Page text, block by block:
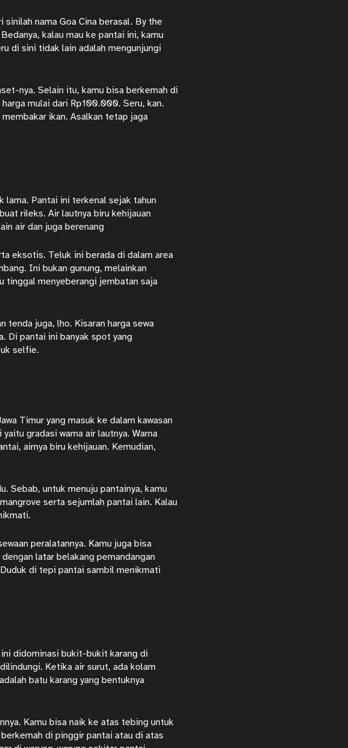
nama Goa Cina berasal. By the
kalau mau ke pantai ini, kamu
di sini tidak lain adalah mengunjungi
nya. Selain itu, kamu bisa berkemah di
mulai dari Rp100.000. Seru, kan.
ikan. Asalkan tetap jaga
lama. Pantai ini terkenal sejak tahun
rileks. Air lautnya biru kehijauan
air dan juga berenang
eksotis. Teluk ini berada di dalam area
Ini bukan gunung, melainkan
tinggal menyeberangi jembatan saja
tenda juga, lho. Kisaran harga sewa
Di pantai ini banyak spot yang
selfie.
Timur yang masuk ke dalam kawasan
gradasi warna air lautnya. Warna
airnya biru kehijauan. Kemudian,
Sebab, untuk menuju pantainya, kamu
serta sejumlah pantai lain. Kalau
peralatannya. Kamu juga bisa
latar belakang pemandangan
di tepi pantai sambil menikmati
didominasi bukit-bukit karang di
Ketika air surut, ada kolam
batu karang yang bentuknya
Kamu bisa naik ke atas tebing untuk
di pinggir pantai atau di atas